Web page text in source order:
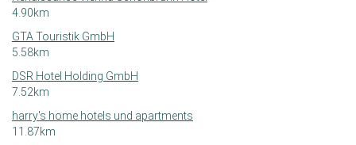
4.90km
GTA Touristik GmbH
5.58km
DSR Hotel Holding GmbH
7.52km
harry's home hotels und apartments
11.87km